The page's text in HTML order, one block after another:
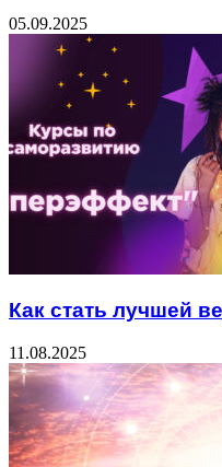
05.09.2025
Как стать лучшей
11.08.2025